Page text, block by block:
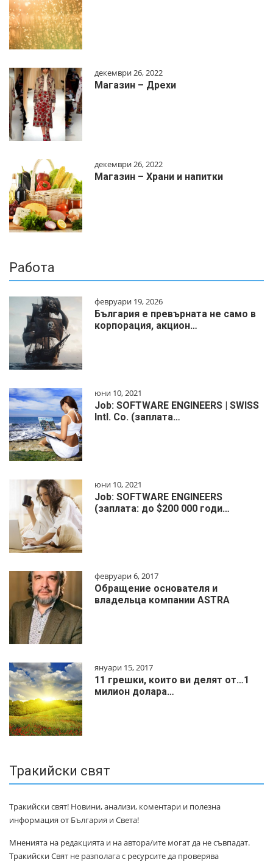
декември 26, 2022
Магазин – Дрехи
декември 26, 2022
Магазин – Храни и напитки
Работа
февруари 19, 2026
България е превърната не само в
корпорация, акцион…
юни 10, 2021
Job: SOFTWARE ENGINEERS | SWISS
Intl. Co. (заплата…
юни 10, 2021
Job: SOFTWARE ENGINEERS
(заплата: до $200 000 годи…
февруари 6, 2017
Обращение основателя и
владельца компании ASTRA
януари 15, 2017
11 грешки, които ви делят от…1
милиoн дoлapa…
Тракийски свят
Тракийски свят! Новини, анализи, коментари и полезна
информация от България и Света!
Мненията на редакцията и на автора/ите могат да не съвпадат.
Тракийски Свят не разполага с ресурсите да проверява